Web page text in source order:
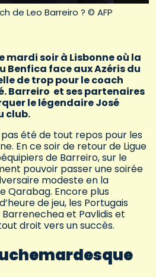
de Leo Barreiro ? © AFP
mardi soir à Lisbonne où la
Benfica face aux Azéris du
de trop pour le coach
Barreiro et ses partenaires
le légendaire José
club.
pas été de tout repos pour les
En ce soir de retour de Ligue
de Barreiro, sur le
pouvoir passer une soirée
modeste en la
Qarabag. Encore plus
de jeu, les Portugais
et Pavlidis et
droit vers un succès.